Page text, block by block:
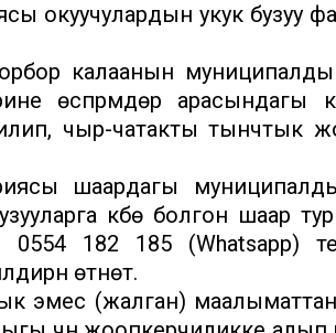
окуучулардын укук бузуу
калаанын
өспүрүмдөр арасындагы
чыр-чатакты тынчтык
шаардагы
күбө болгон шаар
182 185 (Whatsapp)
өтүнөт.
эмес (жалган) маалыматтан